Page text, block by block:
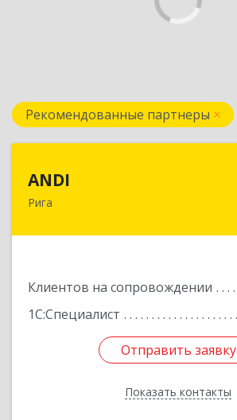
Рекомендованные партнеры
ANDI
Рига
Клиентов на сопровождении
1С:Специалист
Отправить заявку
Показать контакты
Отправить заявку
Назад